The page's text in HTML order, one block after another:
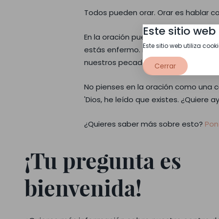
Todos pueden orar. Orar es hablar
En la oración puedes pedirle todo a
estás enfermo. Pero para Dios es
nuestros pecados.
No pienses en la oración como una
'Dios, he leído que existes. ¿Quiere
¿Quieres saber más sobre esto?
¡Tu pregunta es
bienvenida!
Este sitio
Este sitio web utiliza
Cerrar